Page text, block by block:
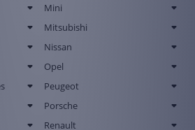
Mini
Mitsubishi
Nissan
Opel
Peugeot
Porsche
Renault